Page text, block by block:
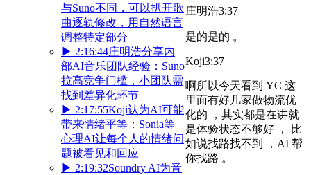
与Suno不同，可以扒开歌
曲逐轨修改，用自然语言
调整特定部分
▶ 2:16:44庄明浩分享内
部AI音乐团队经验：Suno
拉高竞争门槛，小团队需
找到差异化环节
▶ 2:17:55Koji认为AI可能
带来情绪平等：Sonia等
心理AI让每个人的情绪问
题被看见和回应
▶ 2:19:32Soundry AI为音
庄明浩3:37
是的是的 。
Koji3:37
啊所以今天看到 YC 这
里面有好几家做物流优
化的 ，其实都是在讲就
是体验状态不够好 ， 比
如说找路找不到 ，AI 帮
你找路 。